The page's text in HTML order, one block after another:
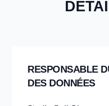
RESPONSABLE
DES DONNÉES